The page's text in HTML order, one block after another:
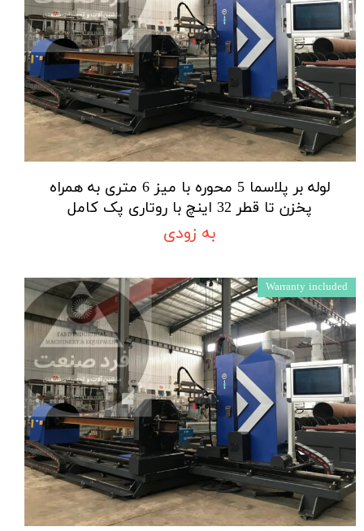
لوله بر پلاسما 5 محوره با میز 6 متری به همراه
پخزن تا قطر 32 اینچ با روتاری پک کامل
به زودی
Warranty included